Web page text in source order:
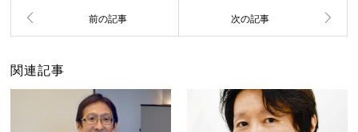
関連記事